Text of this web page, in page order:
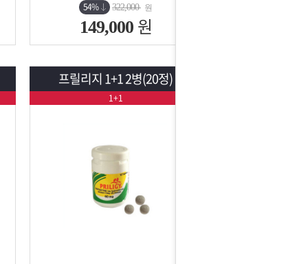
54% 322,000 원
149,000 원
프릴리지 1+1 2병(20정)
1+1